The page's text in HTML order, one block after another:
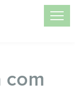
com